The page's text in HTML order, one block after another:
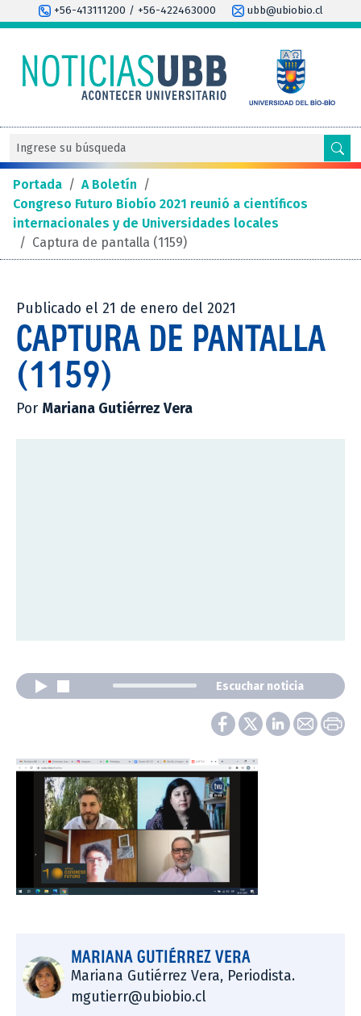
+56-413111200 / +56-422463000 ubb@ubiobio.cl
Portada / A Boletín /
Congreso Futuro Biobío 2021 reunió a científicos
internacionales y de Universidades locales
/ Captura de pantalla (1159)
Publicado el 21 de enero del 2021
CAPTURA DE PANTALLA
(1159)
Por Mariana Gutiérrez Vera
Escuchar noticia
MARIANA GUTIÉRREZ VERA
Mariana Gutiérrez Vera, Periodista.
mgutierr@ubiobio.cl